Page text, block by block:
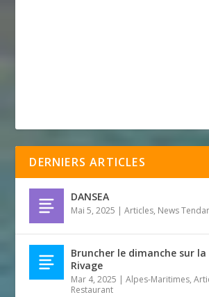
DERNIERS ARTICLES
DANSEA
Mai 5, 2025 |Articles, News
Bruncher le dimanche sur la
Rivage
Mar 4, 2025 |Alpes-Maritimes,
Restaurant